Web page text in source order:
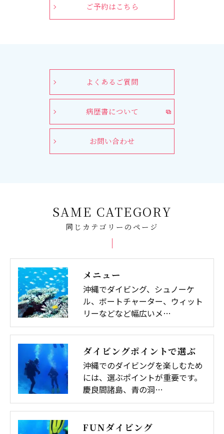
ご予約はこちら
よくあるご質問
病歴書について
お問い合わせ
同じカテゴリーのページ
SAME CATEGORY
メニュー
沖縄でダイビング、シュノーケ
ル、ボートチャーター、ウィット
リーなどなど幅広いメ…
ダイビングポイントで選ぶ
沖縄でのダイビングを楽しむため
には、選ぶポイントが重要です。
慶良間諸島、青の洞…
FUNダイビング